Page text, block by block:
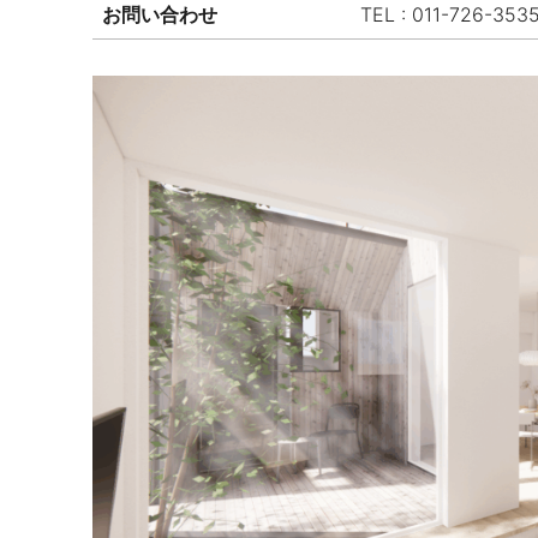
お問い合わせ TEL : 011-726-